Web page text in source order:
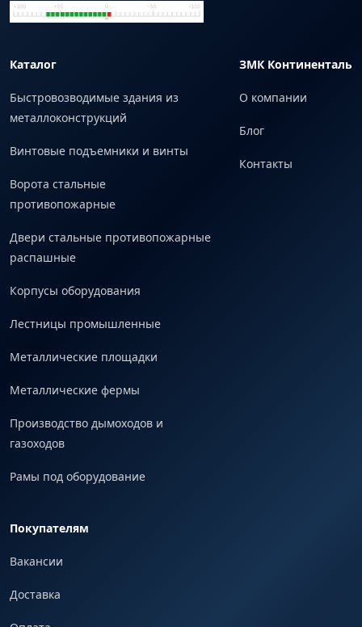
Каталог
Быстровозводимые здания из
металлоконструкций
Винтовые подъемники и винты
Ворота стальные
противопожарные
Двери стальные противопожарные
распашные
Корпусы оборудования
Лестницы промышленные
Металлические площадки
Металлические фермы
Производство дымоходов и
газоходов
Рамы под оборудование
ЗМК Континенталь
О компании
Блог
Контакты
Покупателям
Вакансии
Доставка